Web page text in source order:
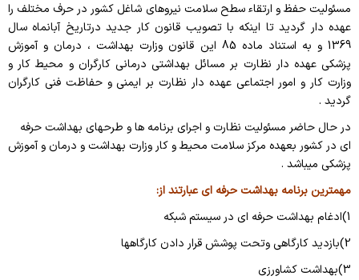
مسئولیت حفظ و ارتقاء سطح سلامت نیروهای شاغل کشور در حرف مختلف را
عهده دار گردید تا اینکه با تصویب قانون کار جدید درتاریخ آبانماه سال
1369 و به استناد ماده 85 این قانون وزارت بهداشت ، درمان و آموزش
پزشکی عهده دار نظارت بر مسائل بهداشتی درمانی کارگران و محیط کار و
وزارت کار و امور اجتماعی عهده دار نظارت بر ایمنی و حفاظت فنی کارگران
گردید .
در حال حاضر مسئولیت نظارت و اجرای برنامه ها و طرحهای بهداشت حرفه
ای در کشور بعهده مرکز سلامت محیط و کار وزارت بهداشت و درمان و آموزش
پزشکی میباشد .
مهمترین برنامه بهداشت حرفه ای عبارتند از:
1) ادغام بهداشت حرفه ای در سیستم شبکه
2) بازدید کارگاهی وتحت پوشش قرار دادن کارگاهها
3) بهداشت کشاورزی